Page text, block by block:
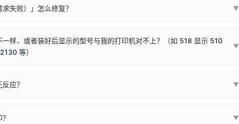
里出现了任意一个绿色对勾，直接关闭窗口去打印测试即可。
，新版 Win10/Win11 系统不再默认兼容，而非文件安全性问题。
日常正常使用无需长期关闭系统安全校验。）
端已完全插紧；
线，或在设备管理器中点击【扫描检测硬件改动】刷新硬件列表。
失败）」怎么修复？ ▼
勿使用前置插口或外接拓展坞；
劣质或老化的线材是此问题的高发诱因。
样、或者装好后显示的型号与我的打印机对不上？（如 518 显示 510
等）
▼
。因为品牌商在生产时，会将**外观和配置稍有不同，但内部核心芯片和打
发布**一套通用的驱动程序**。命名时，通常会采用这个系列中的**基础款
应？ ▼
表机器处于正常待机状态；
▼